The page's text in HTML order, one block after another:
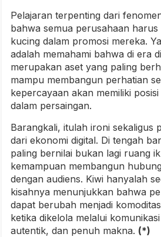
Pelajaran terpenting dari
bahwa semua perusahaan harus
kucing dalam promosi mereka.
adalah memahami bahwa di era
merupakan aset yang paling
mampu membangun perhatian
kepercayaan akan memiliki
dalam persaingan.
Barangkali, itulah ironi sekaligus
dari ekonomi digital. Di tengah
paling bernilai bukan lagi ruang
kemampuan membangun
dengan audiens. Kiwi hanyalah
kisahnya menunjukkan bahwa
dapat berubah menjadi
ketika dikelola melalui
autentik, dan penuh makna. (*)